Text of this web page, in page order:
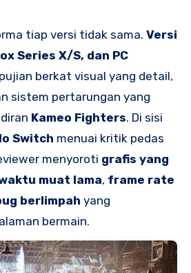
tiap versi tidak sama. Versi
Series X/S, dan PC
berkat visual yang detail,
sistem pertarungan yang
Kameo Fighters. Di sisi
Switch menuai kritik pedas
menyoroti grafis yang
muat lama, frame rate
berlimpah yang
bermain.